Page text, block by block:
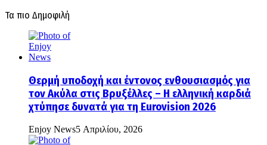
Τα πιο Δημοφιλή
Θερμή υποδοχή και έντονος ενθουσιασμός για
τον Ακύλα στις Βρυξέλλες – Η ελληνική καρδιά
χτύπησε δυνατά για τη Eurovision 2026
Enjoy News5 Απριλίου, 2026